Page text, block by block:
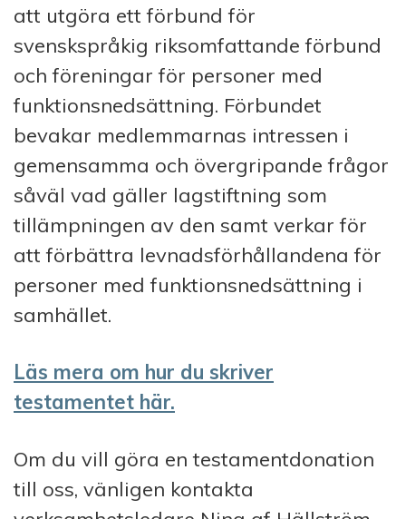
att utgöra ett förbund för
svenskspråkig riksomfattande förbund
och föreningar för personer med
funktionsnedsättning. Förbundet
bevakar medlemmarnas intressen i
gemensamma och övergripande frågor
såväl vad gäller lagstiftning som
tillämpningen av den samt verkar för
att förbättra levnadsförhållandena för
personer med funktionsnedsättning i
samhället.
Läs mera om hur du skriver
testamentet här.
Om du vill göra en testamentdonation
till oss, vänligen kontakta